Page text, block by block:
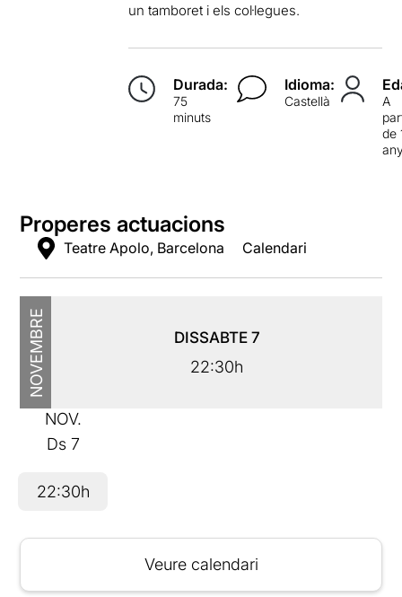
un tamboret i els col·legues.
Durada:
75
minuts
Idioma:
Castellà
A
de
Properes actuacions
Teatre Apolo, Barcelona Calendari
NOVEMBRE DISSABTE 7
22:30h
NOV.
Ds 7
22:30h
Veure calendari